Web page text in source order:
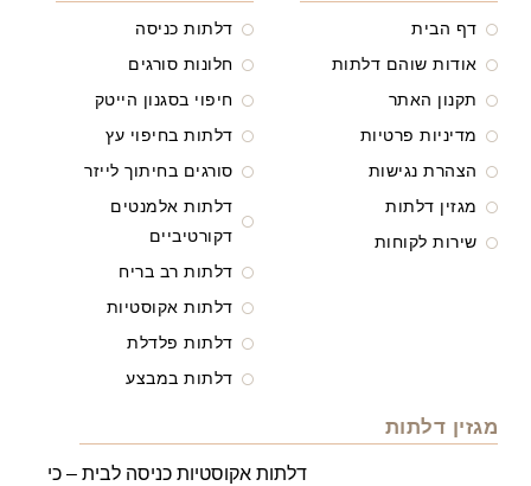
דף הבית
אודות שוהם דלתות
תקנון האתר
מדיניות פרטיות
הצהרת נגישות
מגזין דלתות
שירות לקוחות
דלתות כניסה
חלונות סורגים
חיפוי בסגנון הייטק
דלתות בחיפוי עץ
סורגים בחיתוך לייזר
דלתות אלמנטים
דקורטיביים
דלתות רב בריח
דלתות אקוסטיות
דלתות פלדלת
דלתות במבצע
מגזין דלתות
דלתות אקוסטיות כניסה לבית – כי